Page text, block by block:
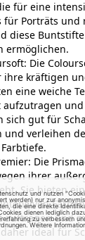
für eine
für Porträts und
diese
ermöglichen.
Die
ihre kräftigen
eine weiche
sich gut für
und verleihen
Die
ihrer
Sie bieten
auftragen und
ideal für
und nutzen
werden) nur zur
die eine direkte
dienen lediglich
zu verbessern
Weitere